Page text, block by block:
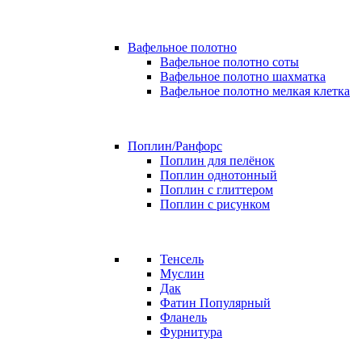
Вафельное полотно
Вафельное полотно соты
Вафельное полотно шахматка
Вафельное полотно мелкая клетка
Поплин/Ранфорс
Поплин для пелёнок
Поплин однотонный
Поплин с глиттером
Поплин с рисунком
Тенсель
Муслин
Дак
Фатин Популярный
Фланель
Фурнитура